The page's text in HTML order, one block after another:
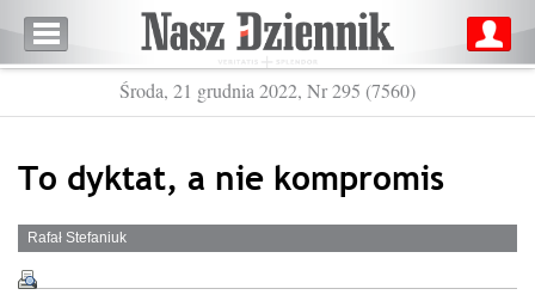
Środa, 21 grudnia 2022, Nr 295 (7560)
To dyktat, a nie kompromis
Rafał Stefaniuk